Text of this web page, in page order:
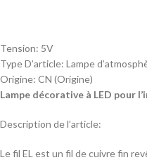
Tension: 5V
Type D’article: Lampe
Origine: CN (Origine)
Lampe décorative à LED pour
Description de l’article:
Le fil EL est un fil de cuivre fin